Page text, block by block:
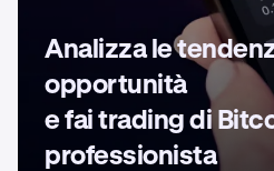
Analizza le
opportunità
e fai trading di
professionista